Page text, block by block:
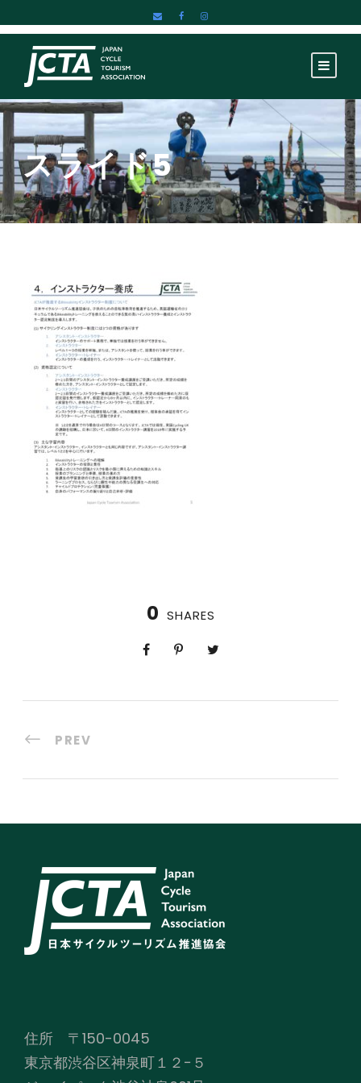
スライド5
0 SHARES
PREV
住所 〒150-0045
東京都渋谷区神泉町１２−５